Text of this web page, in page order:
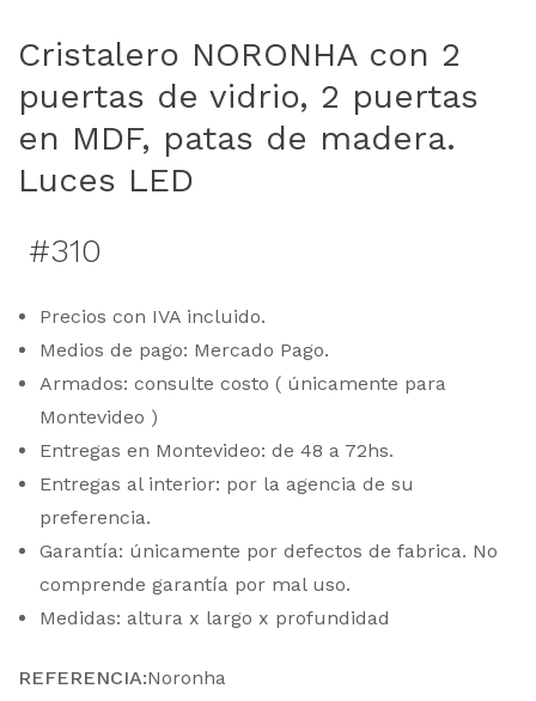
Cristalero NORONHA con 2
puertas de vidrio, 2 puertas
en MDF, patas de madera.
Luces LED
#310
Precios con IVA incluido.
Medios de pago: Mercado Pago.
Armados: consulte costo ( únicamente para
Montevideo )
Entregas en Montevideo: de 48 a 72hs.
Entregas al interior: por la agencia de su
preferencia.
Garantía: únicamente por defectos de fabrica. No
comprende garantía por mal uso.
Medidas: altura x largo x profundidad
REFERENCIA:Noronha